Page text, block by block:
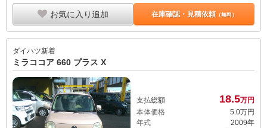
お気に入り追加 在庫確認・見積依頼（無料）
ダイハツ新着
ミラココア 660 プラス X
支払総額 18.5万円
本体価格
5.0万円
年式
2009年